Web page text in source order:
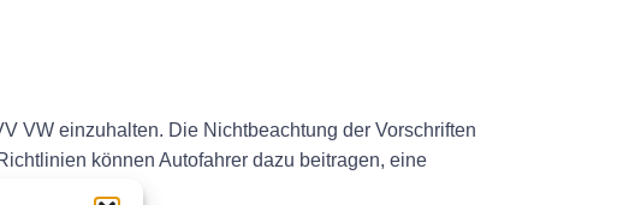
VW einzuhalten. Die Nichtbeachtung der Vorschriften
können Autofahrer dazu beitragen, eine